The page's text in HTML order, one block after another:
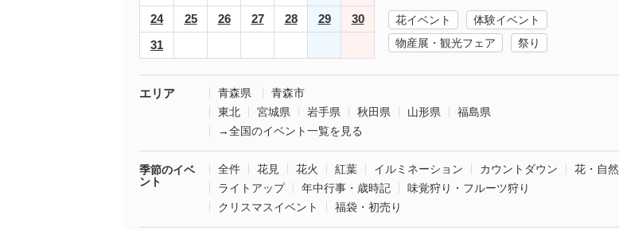
24
25 26 27 28 29
30
31
花イベント
体験イベント
物産展・観光フェア
祭り
エリア 青森県
青森市
東北
宮城県 岩手県 秋田県 山形県
福島県
→全国のイベント一覧を見る
季節のイベ
ント
全件 花見 花火 紅葉 イルミネーション カウントダウン
花・自然
ライトアップ
年中行事・歳時記
味覚狩り・フルーツ狩り
クリスマスイベント
福袋・初売り